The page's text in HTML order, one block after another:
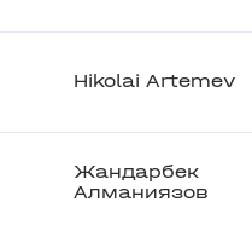
Hikolai Artemev
Жандарбек
Алманиязов